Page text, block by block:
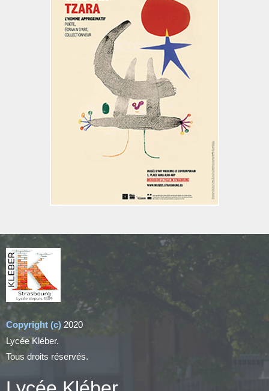
Copyright (c) 2020
Lycée Kléber.
Tous droits réservés.